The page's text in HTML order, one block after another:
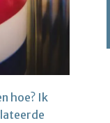
hoe? Ik